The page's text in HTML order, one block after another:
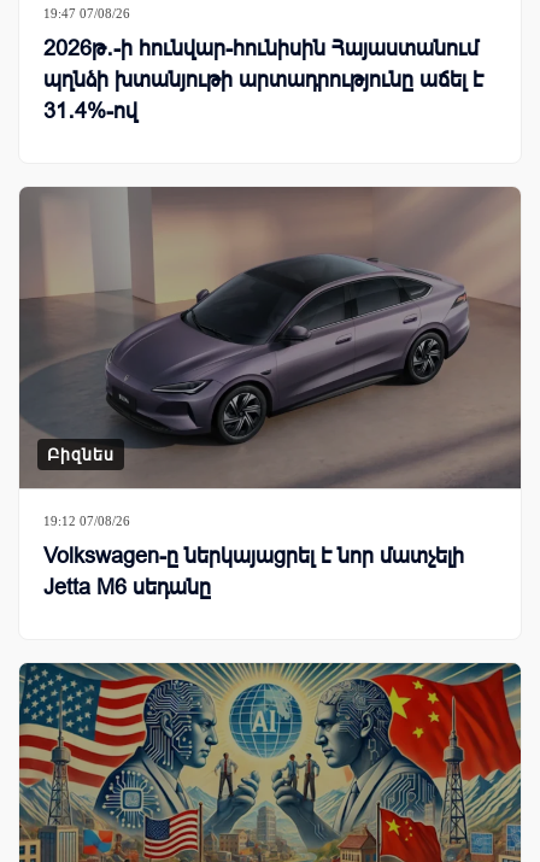
19:47 07/08/26
2026թ․-ի հունվար-հունիսին Հայաստանում
պղնձի խտանյութի արտադրությունը աճել է
31․4%-ով
Բիզնես
19:12 07/08/26
Volkswagen-ը ներկայացրել է նոր մատչելի
Jetta M6 սեդանը